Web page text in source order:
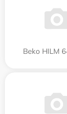
Beko HILM